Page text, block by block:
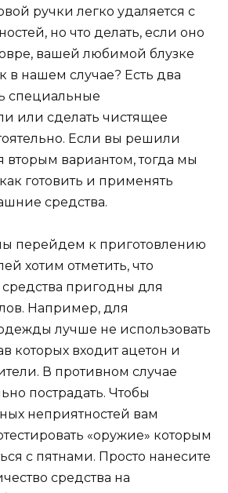
ручки легко удаляется с
но что делать, если оно
вашей любимой блузке
в нашем случае? Есть два
специальные
или сделать чистящее
Если вы решили
вторым вариантом, тогда мы
готовить и применять
средства.
перейдем к приготовлению
хотим отметить, что
пригодны для
Например, для
лучше не использовать
которых входит ацетон и
В противном случае
пострадать. Чтобы
неприятностей вам
«оружие» которым
с пятнами. Просто нанесите
средства на